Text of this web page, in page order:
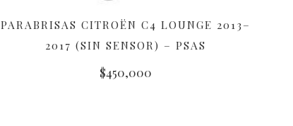
AÑADIR AL CARRITO
PARABRISAS CITROËN C4 LOUNGE 2013–
2017 (SIN SENSOR) – PSAS
$450,000